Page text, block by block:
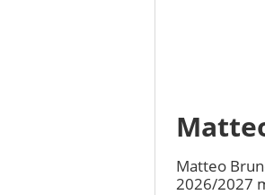
Matteo
2026/2027